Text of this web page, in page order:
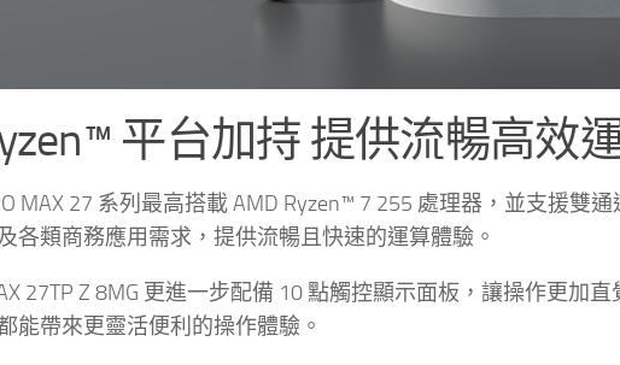
平台加持 提供流暢高效
MAX 27 系列最高搭載 AMD Ryzen™ 7 255 處理器，並支援雙
各類商務應用需求，提供流暢且快速的運算體驗。
27TP Z 8MG 更進一步配備 10 點觸控顯示面板，讓操作更加
能帶來更靈活便利的操作體驗。